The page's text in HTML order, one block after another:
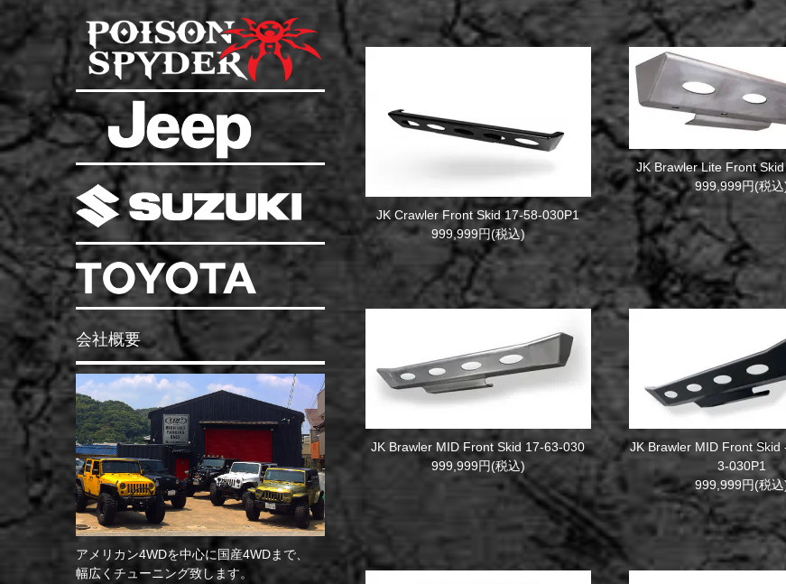
JK Crawler Front Skid 17-58-030P1
999,999円(税込)
JK Brawler Lite Front
999,999円(税込
JK Brawler MID Front Skid 17-63-030
999,999円(税込)
JK Brawler MID Front Skid
3-030P1
999,999円(税
会社概要
アメリカン4WDを中心に国産4WDまで、
幅広くチューニング致します。